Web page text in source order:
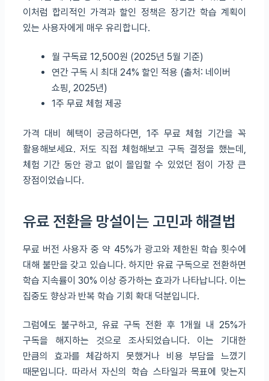
이처럼 합리적인 가격과 할인 정책은 장기간 학습 계획이
있는 사용자에게 매우 유리합니다.
월 구독료 12,500원 (2025년 5월 기준)
연간 구독 시 최대 24% 할인 적용 (출처: 네이버
쇼핑, 2025년)
1주 무료 체험 제공
가격 대비 혜택이 궁금하다면, 1주 무료 체험 기간을 꼭
활용해보세요. 저도 직접 체험해보고 구독 결정을 했는데,
체험 기간 동안 광고 없이 몰입할 수 있었던 점이 가장 큰
장점이었습니다.
유료 전환을 망설이는 고민과 해결법
무료 버전 사용자 중 약 45%가 광고와 제한된 학습 횟수에
대해 불만을 갖고 있습니다. 하지만 유료 구독으로 전환하면
학습 지속률이 30% 이상 증가하는 효과가 나타납니다. 이는
집중도 향상과 반복 학습 기회 확대 덕분입니다.
그럼에도 불구하고, 유료 구독 전환 후 1개월 내 25%가
구독을 해지하는 것으로 조사되었습니다. 이는 기대한
만큼의 효과를 체감하지 못했거나 비용 부담을 느꼈기
때문입니다. 따라서 자신의 학습 스타일과 목표에 맞는지